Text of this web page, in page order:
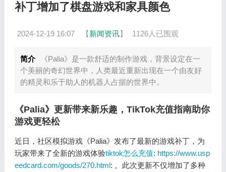
补丁增加了棋盘游戏和家具颜色
2024-12-19 16:07 【新闻资讯】 1126人已围观
简介
《Palia》是一款舒适的制作游戏，背景设定在一
个美丽的奇幻世界中，人类最近重新出现在一个由友好
的精灵和乐于助人的机器人占据的世界中。
《Palia》更新带来新乐趣，TikTok充值指南助你
游戏更轻松
近日，社区模拟游戏《Palia》发布了最新的游戏补丁，为
玩家带来了全新的游戏体验tiktok怎么充值: https://www.usp
eedcard.com/goods/270.html: 。此次更新不仅增加了多种